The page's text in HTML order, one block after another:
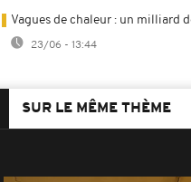
Vagues de chaleur : un milliard
23/06 - 13:44
SUR LE MÊME THÈME